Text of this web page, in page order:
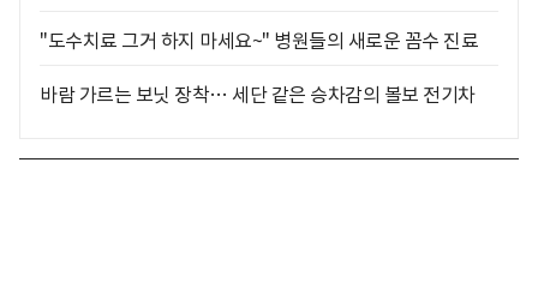
"도수치료 그거 하지 마세요~" 병원들의 새로운 꼼수 진료
바람 가르는 보닛 장착… 세단 같은 승차감의 볼보 전기차